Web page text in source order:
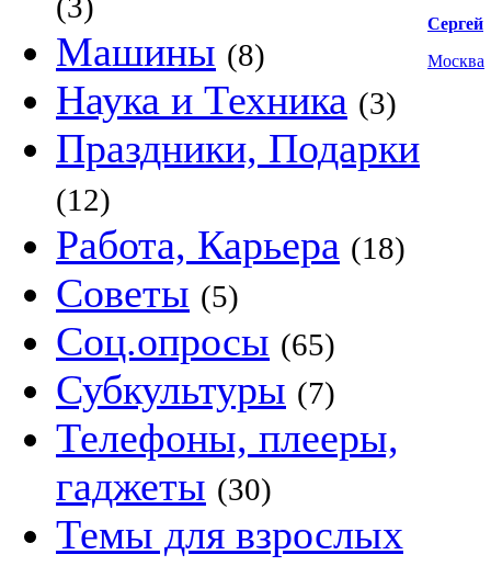
Машины (8)
Наука и Техника (3)
Праздники, Подарки
(12)
Работа, Карьера (18)
Советы (5)
Соц.опросы (65)
Субкультуры (7)
Телефоны, плееры,
гаджеты (30)
Темы для взрослых
Сергей
Москва